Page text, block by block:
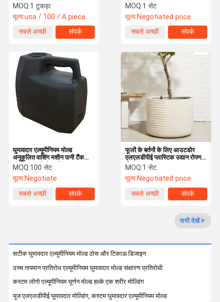
होम हमारे बारे में फैक्टरी यात्रा
एक बोली का
अनुरोध
घुमावदार मोल्डिंग
एल्यूमीनियम घूर्णी नए नए साँचे
गार्डन प्लान्टर मोल्ड्स
प्लास्टिक भूमिगत पानी की टंकी
रोटोमोल्डेड स्टोरेज बॉक्स
लंगर लगाने के लिए बोय
MOQ:1 सेट
मूल्य:Negotiated price
सबसे अच्छी
संपर्क
MOQ:1 टुकड़ा
मूल्य:usa / 100 / A piece
सबसे अच्छी
संपर्क
फूलों के बर्तनों के लिए आउटडोर
एलएलडीपीई प्लास्टिक उद्यान रोपण
मोल्ड
MOQ:1 सेट
मूल्य:Negotiated price
सबसे अच्छी
संपर्क
घुमावदार एल्यूमीनियम मोल्ड
अनुकूलित वाशिंग मशीन पानी टैंक
प्लास्टिक पानी टैंक खोल
MOQ:100 सेट
मूल्य:Negotiate
सबसे अच्छी
संपर्क
सभी देखें
सटीक घुमावदार एल्यूमीनियम मोल्ड ठोस और टिकाऊ डिजाइन
उच्च तापमान प्रतिरोध एल्यूमीनियम घुमावदार मोल्ड संक्षारण प्रतिरोधी
कस्टम लोगो एल्यूमीनियम घूर्णन मोल्ड हल्के एक शरीर मोल्डिंग
यूज एलएलडीपीई घुमावदार मोल्डिंग, कस्टम घुमावदार एल्यूमीनियम मोल्ड